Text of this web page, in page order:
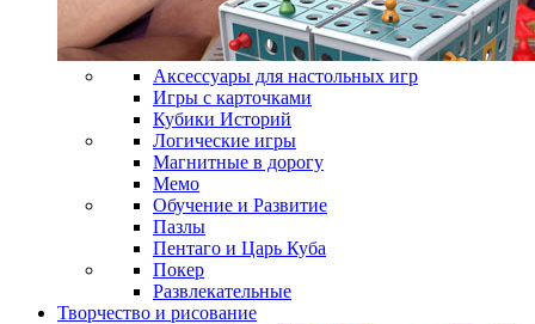
Аксессуары для настольных игр
Игры с карточками
Кубики Историй
Логические игры
Магнитные в дорогу
Мемо
Обучение и Развитие
Пазлы
Пентаго и Царь Куба
Покер
Развлекательные
Творчество и рисование